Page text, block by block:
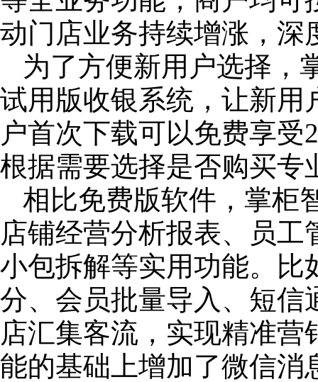
动门店业务持续增涨，深
为了方便新用户选择，
试用版收银系统，让新用
户首次下载可以免费享
根据需要选择是否购买专
相比免费版软件，掌柜
店铺经营分析报表、员
小包拆解等实用功能。比
分、会员批量导入、短信
店汇集客流，实现精准
能的基础上增加了微信消